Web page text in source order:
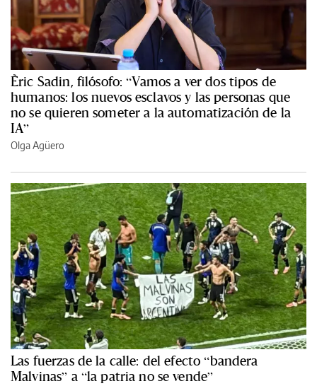
Èric Sadin, filósofo: “Vamos a ver dos tipos de
humanos: los nuevos esclavos y las personas que
no se quieren someter a la automatización de la
IA”
Olga Agüero
Las fuerzas de la calle: del efecto “bandera
Malvinas” a “la patria no se vende”